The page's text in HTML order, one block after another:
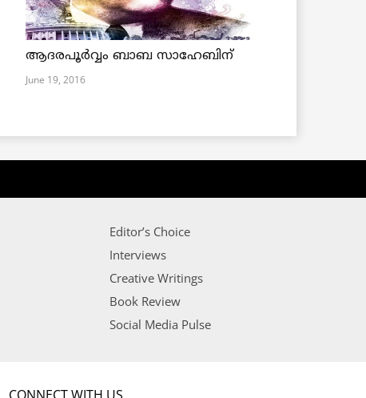
ആദരപൂര്‍വ്വം ബാബ സാഹേബിന്
June 19, 2016
Editor’s Choice
Interviews
Creative Writings
Book Review
Social Media Pulse